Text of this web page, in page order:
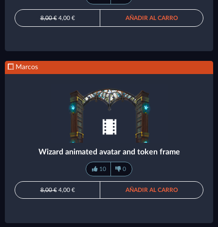
8,00 €4,00 € AÑADIR AL CARRO
Marcos
Wizard animated avatar and token frame
10 0
8,00 €4,00 € AÑADIR AL CARRO